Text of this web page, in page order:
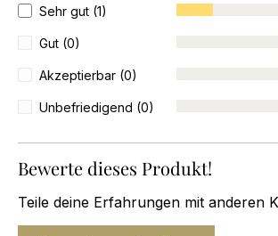
Sehr gut (1)
Gut (0)
Akzeptierbar (0)
Unbefriedigend (0)
Bewerte dieses Produkt!
Teile deine Erfahrungen mit anderen